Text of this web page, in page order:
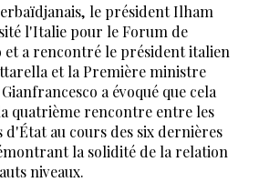
le président Ilham
l'Italie pour le Forum de
et a rencontré le président italien
et la Première ministre
a évoqué que cela
quatrième rencontre entre les
d'État au cours des six dernières
la solidité de la relation
niveaux.